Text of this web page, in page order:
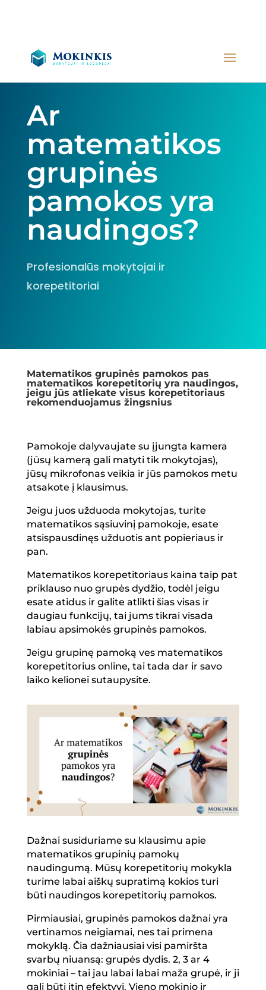
Ar
matematikos
grupinės
pamokos yra
naudingos?
Profesionalūs mokytojai ir
korepetitoriai
Matematikos grupinės pamokos pas
matematikos korepetitorių yra naudingos,
jeigu jūs atliekate visus korepetitoriaus
rekomenduojamus žingsnius
Pamokoje dalyvaujate su įjungta kamera
(jūsų kamerą gali matyti tik mokytojas),
jūsų mikrofonas veikia ir jūs pamokos metu
atsakote į klausimus.
Jeigu juos užduoda mokytojas, turite
matematikos sąsiuvinį pamokoje, esate
atsispausdinęs užduotis ant popieriaus ir
pan.
Matematikos korepetitoriaus kaina taip pat
priklauso nuo grupės dydžio, todėl jeigu
esate atidus ir galite atlikti šias visas ir
daugiau funkcijų, tai jums tikrai visada
labiau apsimokės grupinės pamokos.
Jeigu grupinę pamoką ves matematikos
korepetitorius online, tai tada dar ir savo
laiko kelionei sutaupysite.
Dažnai susiduriame su klausimu apie
matematikos grupinių pamokų
naudingumą. Mūsų korepetitorių mokykla
turime labai aiškų supratimą kokios turi
būti naudingos korepetitorių pamokos.
Pirmiausiai, grupinės pamokos dažnai yra
vertinamos neigiamai, nes tai primena
mokyklą. Čia dažniausiai visi pamiršta
svarbų niuansą: grupės dydis. 2, 3 ar 4
mokiniai – tai jau labai labai maža grupė, ir ji
gali būti itin efektyvi. Vieno mokinio ir